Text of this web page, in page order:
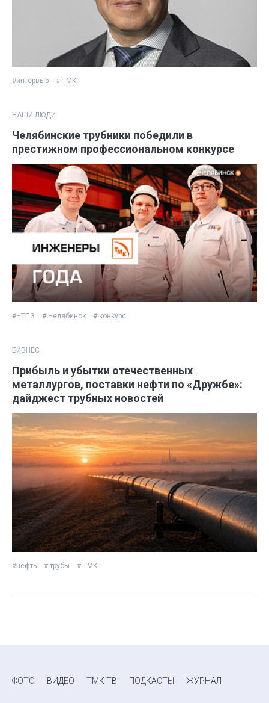
#интервью # ТМК
НАШИ ЛЮДИ
Челябинские трубники победили в
престижном профессиональном конкурсе
#ЧТПЗ # Челябинск # конкурс
БИЗНЕС
Прибыль и убытки отечественных
металлургов, поставки нефти по «Дружбе»:
дайджест трубных новостей
#нефть # трубы # ТМК
ФОТО ВИДЕО ТМК ТВ ПОДКАСТЫ ЖУРНАЛ